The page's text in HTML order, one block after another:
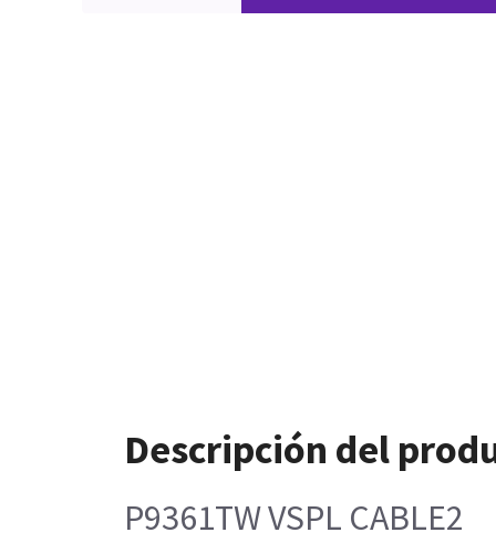
Descripción del
P9361TW VSPL CABLE2